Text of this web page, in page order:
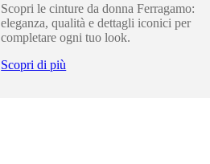
Scopri le cinture da donna Ferragamo:
eleganza, qualità e dettagli iconici per
completare ogni tuo look.
Scopri di più